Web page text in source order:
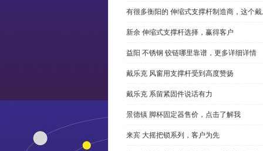
有很多衡阳的 伸缩式支撑杆制造商，这个
新余 伸缩式支撑杆选择，赢得客户
益阳 不锈钢 铰链哪里靠谱，更多详细详情
戴乐克 风窗用支撑杆受到高度赞扬
戴乐克 系留紧固件说话有力
景德镇 脚杯固定器售价，点击了解我
来宾 大摇把锁系列，客户为先